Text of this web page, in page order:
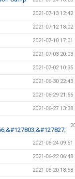
2021-07-13 12:42
2021-07-12 18:02
2021-07-10 17:01
2021-07-03 20:03
2021-07-02 10:35
2021-06-30 22:43
2021-06-29 21:55
2021-06-27 13:38
2021-06-24 09:51
2021-06-22 06:48
2021-06-20 18:58